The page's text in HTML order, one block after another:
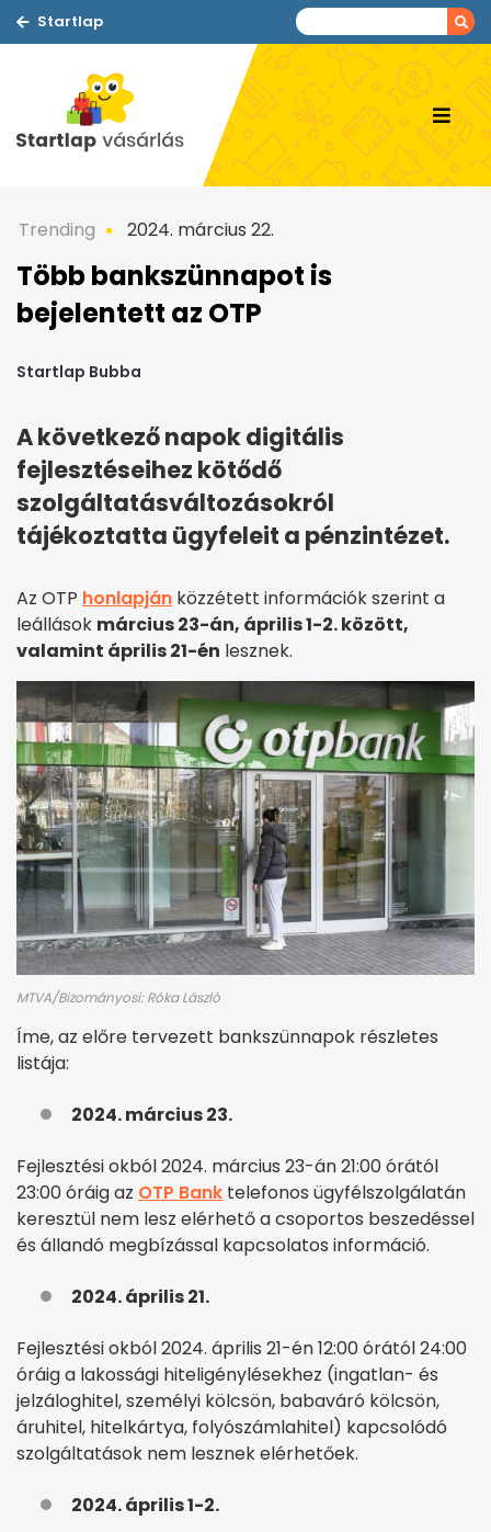
Startlap
Trending 2024. március 22.
Több bankszünnapot is
bejelentett az OTP
Startlap Bubba
A következő napok digitális
fejlesztéseihez kötődő
szolgáltatásváltozásokról
tájékoztatta ügyfeleit a pénzintézet.
Az OTP honlapján közzétett információk szerint a
leállások március 23-án, április 1-2. között,
valamint április 21-én lesznek.
MTVA/Bizományosi: Róka László
Íme, az előre tervezett bankszünnapok részletes
listája:
2024. március 23.
Fejlesztési okból 2024. március 23-án 21:00 órától
23:00 óráig az OTP Bank telefonos ügyfélszolgálatán
keresztül nem lesz elérhető a csoportos beszedéssel
és állandó megbízással kapcsolatos információ.
2024. április 21.
Fejlesztési okból 2024. április 21-én 12:00 órától 24:00
óráig a lakossági hiteligénylésekhez (ingatlan- és
jelzáloghitel, személyi kölcsön, babaváró kölcsön,
áruhitel, hitelkártya, folyószámlahitel) kapcsolódó
szolgáltatások nem lesznek elérhetőek.
2024. április 1-2.